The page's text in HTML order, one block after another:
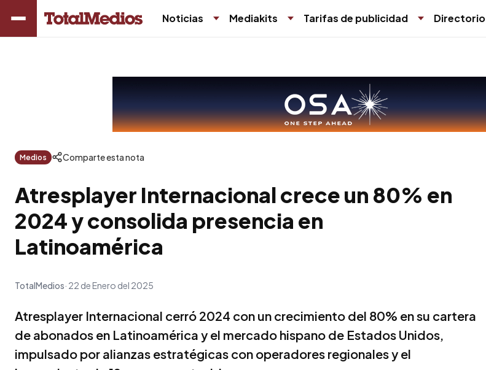
Noticias Mediakits Tarifas de publicidad Directorio
Medios Comparte esta nota
Atresplayer Internacional crece un 80% en
2024 y consolida presencia en
Latinoamérica
TotalMedios 22 de Enero del 2025
Atresplayer Internacional cerró 2024 con un crecimiento del 80% en su cartera
de abonados en Latinoamérica y el mercado hispano de Estados Unidos,
impulsado por alianzas estratégicas con operadores regionales y el